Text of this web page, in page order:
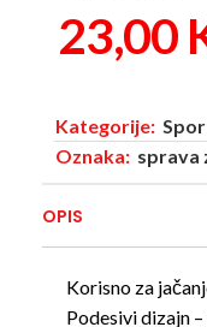
23,00
Kategorije:
Oznaka: sprava
OPIS
Korisno za
Podesivi dizajn